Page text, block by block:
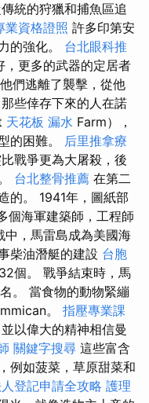
統的狩獵和捕魚區追
業資格證照 許多印第安
的強化。 台北眼科推
，更多的武器的定居者
他們逃離了襲擊，從他
些倖存下來的人在諾
天花板 漏水 Farm），
的困難。 后里推拿療
戰爭更為大屠殺，後
台北整骨推薦 在第二
的。 1941年，圖紙部
個海軍建築師，工程師
中，馬雷島成為美國海
柴油潛艇的建設 台胞
個。 戰爭結束時，馬
。 當食物的動物緊繃
。 指壓專業課
以偉大的精神相信曼
關鍵字搜尋 這些富含
例如菠菜，草原甜菜和
登記申請全攻略 護理